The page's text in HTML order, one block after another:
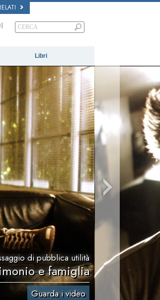
Libri
di pubblica utilità
e famiglia
Guarda i video